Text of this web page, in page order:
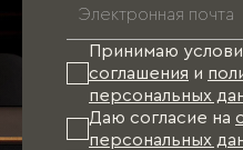
Принимаю
соглашения и
персональных
Даю согласие на
персональных